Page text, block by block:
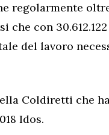
regolarmente
che con
del lavoro
Coldiretti che
Idos.